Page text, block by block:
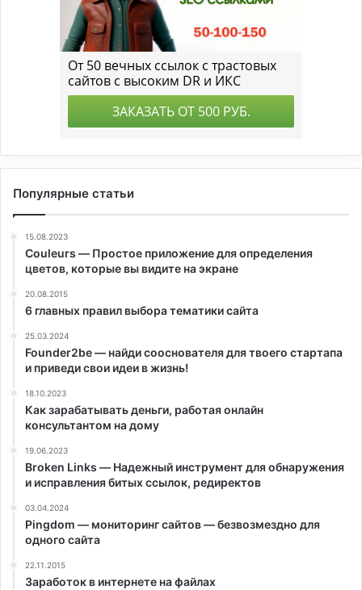
Популярные статьи
15.08.2023
Couleurs — Простое приложение для определения
цветов, которые вы видите на экране
20.08.2015
6 главных правил выбора тематики сайта
25.03.2024
Founder2be — найди сооснователя для твоего стартапа
и приведи свои идеи в жизнь!
18.10.2023
Как зарабатывать деньги, работая онлайн
консультантом на дому
19.06.2023
Broken Links — Надежный инструмент для обнаружения
и исправления битых ссылок, редиректов
03.04.2024
Pingdom — мониторинг сайтов — безвозмездно для
одного сайта
22.11.2015
Заработок в интернете на файлах